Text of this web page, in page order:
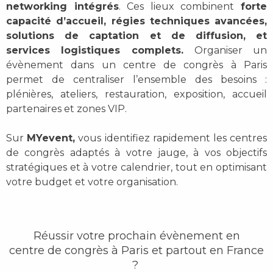
networking intégrés. Ces lieux combinentforte
capacité d’accueil, régies techniques avancées,
solutions de captation et de diffusion, et
services logistiques complets. Organiser un
évènement dans un centre de congrès à Paris
permet de centraliser l’ensemble des besoins :
plénières, ateliers, restauration, exposition, accueil
partenaires et zones VIP.
Sur MYevent, vous identifiez rapidement les centres
de congrès adaptés à votre jauge, à vos objectifs
stratégiques et à votre calendrier, tout en optimisant
votre budget et votre organisation.
Réussir votre prochain évènement en
centre de congrès à Paris et partout en France
?